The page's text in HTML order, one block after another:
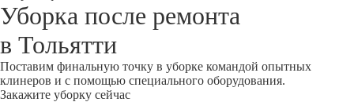
Уборка после ремонта
в Тольятти
Поставим финальную точку в уборке командой опытных
клинеров и с помощью специального оборудования.
Закажите уборку сейчас